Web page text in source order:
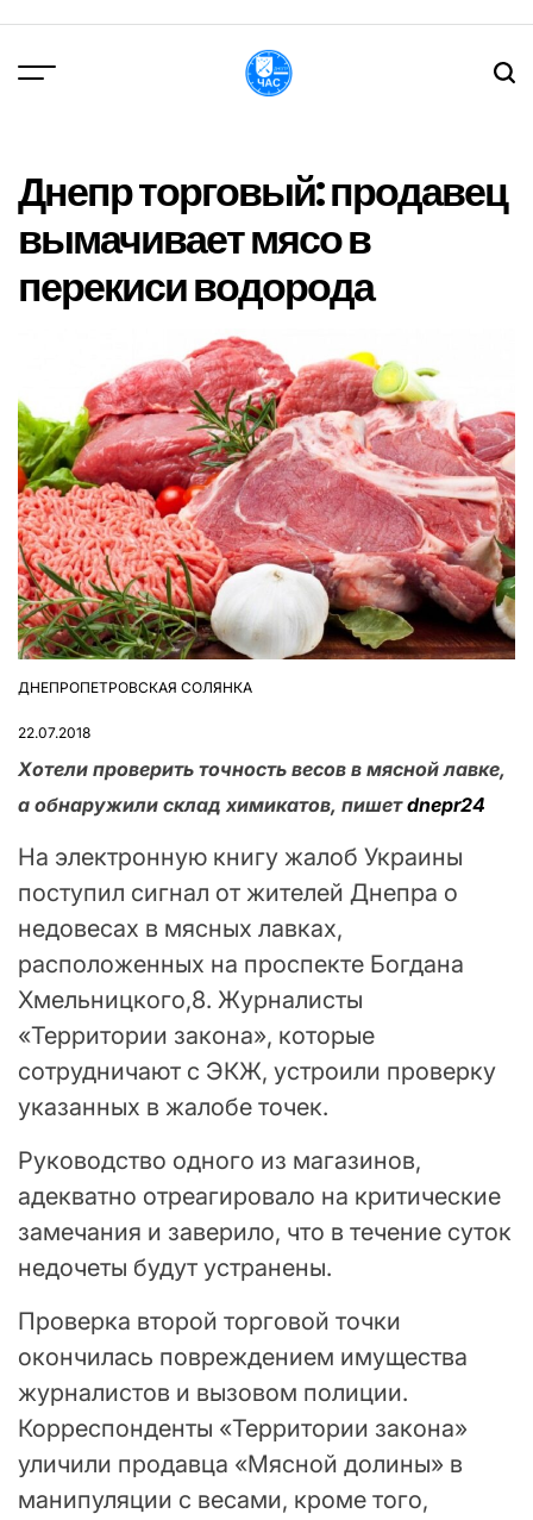
вмісту
Днепр торговый: продавец
вымачивает мясо в
перекиси водорода
ОПУБЛІКУВАТИ
ДНЕПРОПЕТРОВСКАЯ СОЛЯНКА
22.07.2018
Хотели проверить точность весов в мясной лавке,
а обнаружили склад химикатов, пишетdnepr24
На электронную книгу жалоб Украины
поступил сигнал от жителей Днепра о
недовесах в мясных лавках,
расположенных на проспекте Богдана
Хмельницкого,8. Журналисты
«Территории закона», которые
сотрудничают с ЭКЖ, устроили проверку
указанных в жалобе точек.
Руководство одного из магазинов,
адекватно отреагировало на критические
замечания и заверило, что в течение суток
недочеты будут устранены.
Проверка второй торговой точки
окончилась повреждением имущества
журналистов и вызовом полиции.
Корреспонденты «Территории закона»
уличили продавца «Мясной долины» в
манипуляции с весами, кроме того,